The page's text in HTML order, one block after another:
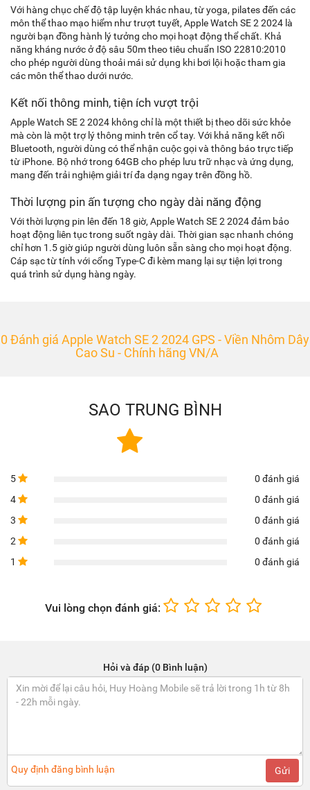
Với hàng chục chế độ tập luyện khác nhau, từ yoga, pilates đến các
môn thể thao mạo hiểm như trượt tuyết, Apple Watch SE 2 2024 là
người bạn đồng hành lý tưởng cho mọi hoạt động thể chất. Khả
năng kháng nước ở độ sâu 50m theo tiêu chuẩn ISO 22810:2010
cho phép người dùng thoải mái sử dụng khi bơi lội hoặc tham gia
các môn thể thao dưới nước.
Kết nối thông minh, tiện ích vượt trội
Apple Watch SE 2 2024 không chỉ là một thiết bị theo dõi sức khỏe
mà còn là một trợ lý thông minh trên cổ tay. Với khả năng kết nối
Bluetooth, người dùng có thể nhận cuộc gọi và thông báo trực tiếp
từ iPhone. Bộ nhớ trong 64GB cho phép lưu trữ nhạc và ứng dụng,
mang đến trải nghiệm giải trí đa dạng ngay trên đồng hồ.
Thời lượng pin ấn tượng cho ngày dài năng động
Với thời lượng pin lên đến 18 giờ, Apple Watch SE 2 2024 đảm bảo
hoạt động liên tục trong suốt ngày dài. Thời gian sạc nhanh chóng
chỉ hơn 1.5 giờ giúp người dùng luôn sẵn sàng cho mọi hoạt động.
Cáp sạc từ tính với cổng Type-C đi kèm mang lại sự tiện lợi trong
quá trình sử dụng hàng ngày.
0 Đánh giá Apple Watch SE 2 2024 GPS - Viền Nhôm Dây
Cao Su - Chính hãng VN/A
SAO TRUNG BÌNH
5
0 đánh giá
4
0 đánh giá
3
0 đánh giá
2
0 đánh giá
1
0 đánh giá
Vui lòng chọn đánh giá:
Hỏi và đáp (0 Bình luận)
Quy định đăng bình luận Gửi